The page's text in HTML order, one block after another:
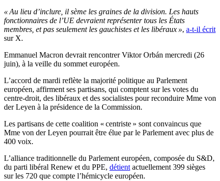
« Au lieu d’inclure, il sème les graines de la division. Les hauts
fonctionnaires de l’UE devraient représenter tous les États
membres, et pas seulement les gauchistes et les libéraux », a-t-il écrit
sur X.
Emmanuel Macron devrait rencontrer Viktor Orbán mercredi (26
juin), à la veille du sommet européen.
L’accord de mardi reflète la majorité politique au Parlement
européen, affirment ses partisans, qui comptent sur les votes du
centre-droit, des libéraux et des socialistes pour reconduire Mme von
der Leyen à la présidence de la Commission.
Les partisans de cette coalition « centriste » sont convaincus que
Mme von der Leyen pourrait être élue par le Parlement avec plus de
400 voix.
L’alliance traditionnelle du Parlement européen, composée du S&D,
du parti libéral Renew et du PPE, détient actuellement 399 sièges
sur les 720 que compte l’hémicycle européen.